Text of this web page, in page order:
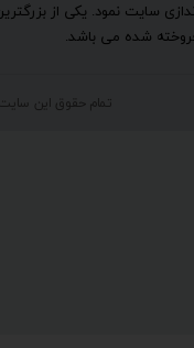
سایت نمود. یکی از
شده می باشد.
تمام حقوق این